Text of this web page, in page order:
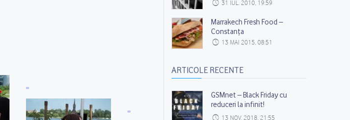
31 IUL. 2010, 19:59
Marrakech Fresh Food –
Constanța
13 MAI 2015, 08:51
ARTICOLE RECENTE
GSMnet – Black Friday cu
reduceri la infinit!
13 NOV. 2018, 21:55